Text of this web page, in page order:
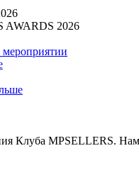
AWARDS 2026
Клуба MPSELLERS.